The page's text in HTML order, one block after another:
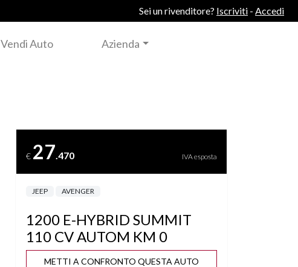
Sei un rivenditore? Iscriviti - Accedi
Vendi Auto Azienda
€ 27.470 IVA esposta
JEEP AVENGER
1200 E-HYBRID SUMMIT
110 CV AUTOM KM 0
METTI A CONFRONTO QUESTA AUTO